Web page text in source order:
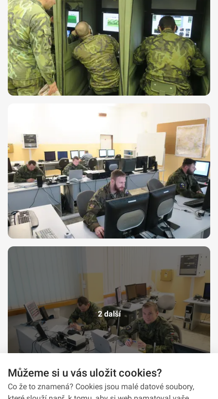
2 další
Můžeme si u vás uložit cookies?
Co že to znamená? Cookies jsou malé datové soubory,